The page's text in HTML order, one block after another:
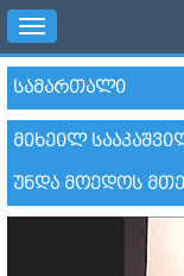
Toggle
navigation
ᲡᲐᲛᲐᲠᲗᲐᲚᲘ
ᲛᲘᲮᲔᲘᲚ
ᲣᲜᲓᲐ ᲛᲝᲔᲓᲝᲡ